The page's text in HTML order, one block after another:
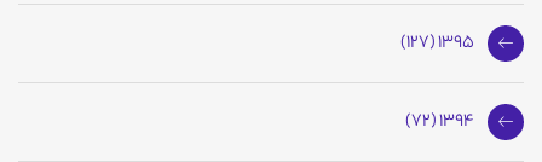
1395 (127)
1394 (72)